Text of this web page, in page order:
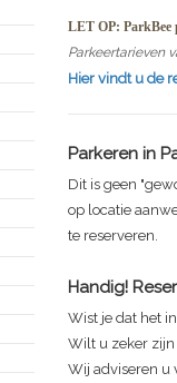
LET OP: ParkBee
Parkeertarieven
Hier vindt u de
Parkeren in
Dit is geen
op locatie
te reserveren.
Handig!
Wist je dat het in
Wilt u zeker zijn
Wij adviseren u